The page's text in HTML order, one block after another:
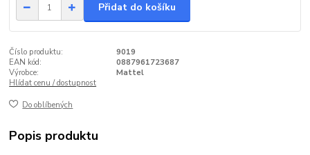
Přidat do košíku
Číslo produktu:
9019
EAN kód:
0887961723687
Výrobce:
Mattel
Hlídat cenu / dostupnost
Do oblíbených
Popis produktu